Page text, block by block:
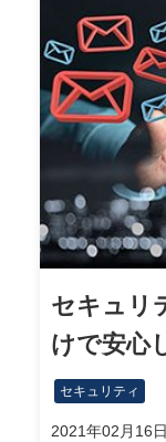
セキュリ
けで安心
セキュリティ
2021年02月16日